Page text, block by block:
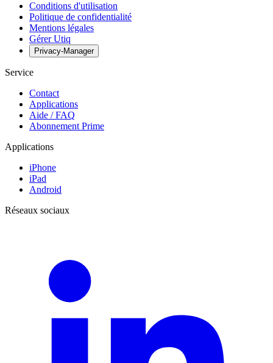
Conditions d'utilisation
Politique de confidentialité
Mentions légales
Gérer Utiq
Privacy-Manager
Service
Contact
Applications
Aide / FAQ
Abonnement Prime
Applications
iPhone
iPad
Android
Réseaux sociaux